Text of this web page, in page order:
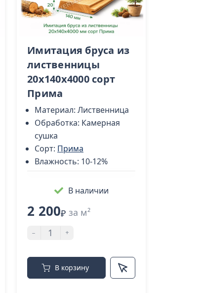
Имитация бруса из
лиственницы
20x140х4000 сорт
Прима
Материал: Лиственница
Обработка: Камерная
сушка
Сорт: Прима
Влажность: 10-12%
В наличии
2 200₽ за м²
- +
В корзину